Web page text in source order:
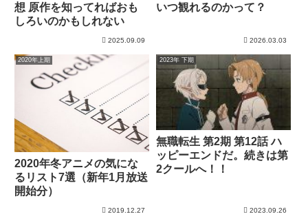
想 原作を知ってればおも
しろいのかもしれない
2025.09.09
いつ観れるのかって？
2026.03.03
2020年上期
2020年冬アニメの気にな
るリスト7選（新年1月放送
開始分）
2019.12.27
2023年 下期
無職転生 第2期 第12話 ハ
ッピーエンドだ。続きは第
2クールへ！！
2023.09.26